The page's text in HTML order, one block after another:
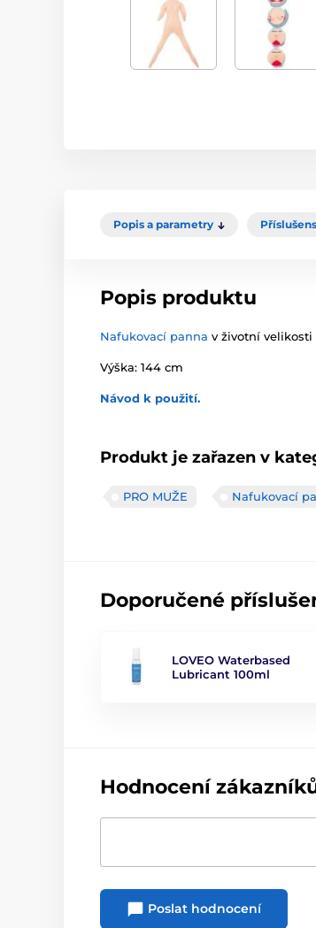
Popis a parametry
Popis produktu
Nafukovací panna v životní velikosti
Výška: 144 cm
Návod k použití.
Produkt je zařazen v
PRO MUŽE Nafukovací
Doporučené
LOVEO Waterbased
Lubricant 100ml
Hodnocení
Poslat hodnocení